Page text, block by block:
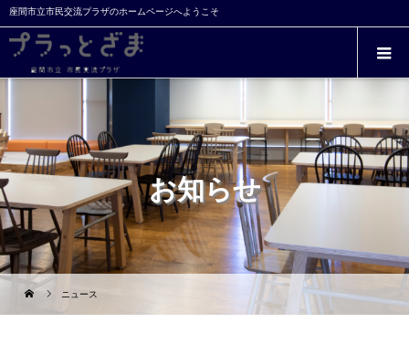
座間市立市民交流プラザのホームページへようこそ
お知らせ
ニュース